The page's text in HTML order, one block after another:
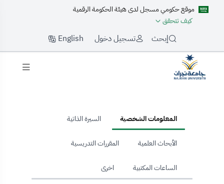
موقع حكومي مسجل لدى هيئة الحكومة الرقمية
كيف تتحقق
إبحث تسجيل دخول English
المعلومات الشخصية السيرة الذاتية
الأبحاث العلمية المقررات التدريسية
الساعات المكتبية اخرى